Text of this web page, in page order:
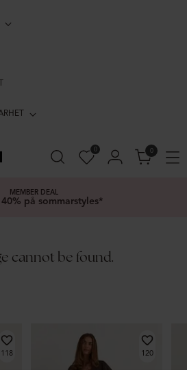
0 0
MEMBER DEAL
på sommarstyles*
cannot be found.
118 120